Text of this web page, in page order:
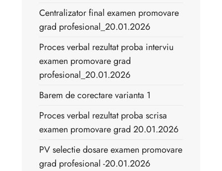
Centralizator final examen promovare
grad profesional_20.01.2026
Proces verbal rezultat proba interviu
examen promovare grad
profesional_20.01.2026
Barem de corectare varianta 1
Proces verbal rezultat proba scrisa
examen promovare grad 20.01.2026
PV selectie dosare examen promovare
grad profesional -20.01.2026